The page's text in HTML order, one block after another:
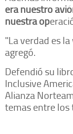
era nuestro
nuestra op
"La verdad es
agregó.
Defendió su
Inclusive
Alianza
temas entre los